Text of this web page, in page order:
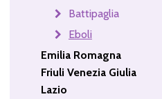
Battipaglia
Eboli
Emilia Romagna
Friuli Venezia Giulia
Lazio